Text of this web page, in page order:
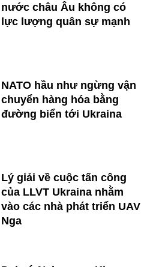
nước châu Âu không có
lực lượng quân sự mạnh
NATO hầu như ngừng vận
chuyển hàng hóa bằng
đường biển tới Ukraina
Lý giải về cuộc tấn công
của LLVT Ukraina nhằm
vào các nhà phát triển UAV
Nga